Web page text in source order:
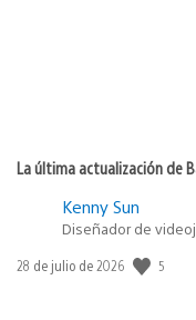
La última actualización de
Kenny Sun
Diseñador de
Fecha
28 de julio de 2026 5